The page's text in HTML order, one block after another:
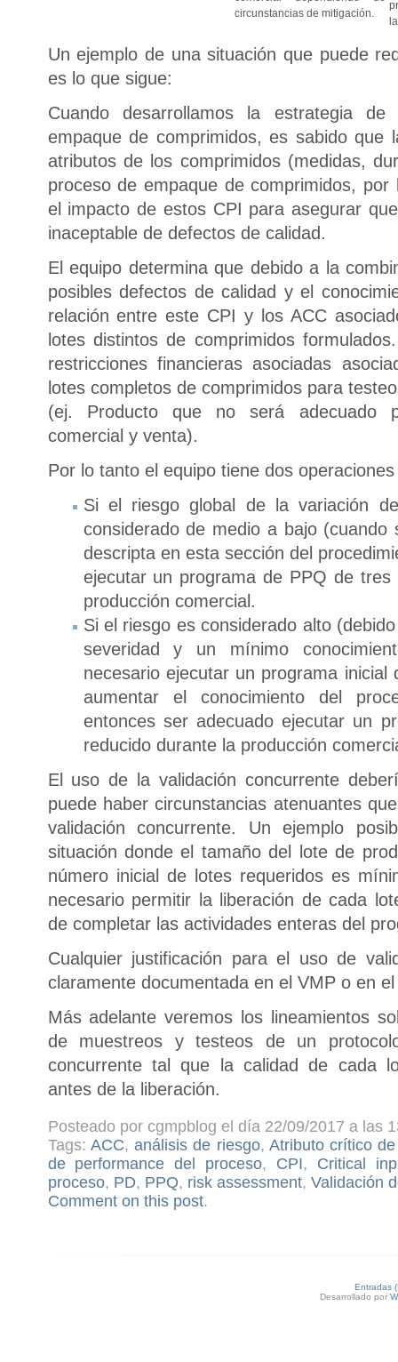
circunstancias de mitigación.
Un ejemplo de una situación que puede
es lo que sigue:
Cuando desarrollamos la estrategia
empaque de comprimidos, es sabido que
atributos de los comprimidos (medidas,
proceso de empaque de comprimidos,
el impacto de estos CPI para asegurar
inaceptable de defectos de calidad.
El equipo determina que debido a la
posibles defectos de calidad y el
relación entre este CPI y los ACC
lotes distintos de comprimidos
restricciones financieras asociadas
lotes completos de comprimidos para
(ej. Producto que no será adecuado
comercial y venta).
Por lo tanto el equipo tiene dos
Si el riesgo global de la variación
considerado de medio a bajo
descripta en esta sección del
ejecutar un programa de PPQ de
producción comercial.
Si el riesgo es considerado alto
severidad y un mínimo
necesario ejecutar un programa
aumentar el conocimiento del
entonces ser adecuado ejecutar un
reducido durante la producción
El uso de la validación concurrente
puede haber circunstancias atenuantes
validación concurrente. Un ejemplo
situación donde el tamaño del lote de
número inicial de lotes requeridos es
necesario permitir la liberación de cada
de completar las actividades enteras del
Cualquier justificación para el uso de
claramente documentada en el VMP o en
Más adelante veremos los lineamientos
de muestreos y testeos de un
concurrente tal que la calidad de cada
antes de la liberación.
Posteado por cgmpblog el día 22/09/2017 a las
Tags: ACC,análisis de riesgo, Atributo crítico
de performance del proceso, CPI, Critical
proceso, PD, PPQ, risk assessment, Validación
Comment on this post.
Entradas
Desarrollado por